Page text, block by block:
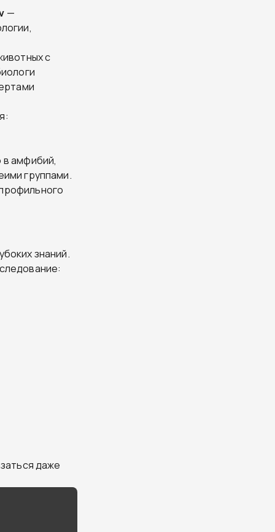
—
с
в амфибий,
группами.
знаний.
даже